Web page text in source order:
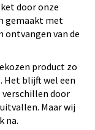
door onze
gemaakt met
ontvangen van de
product zo
Het blijft wel een
verschillen door
Maar wij
na.